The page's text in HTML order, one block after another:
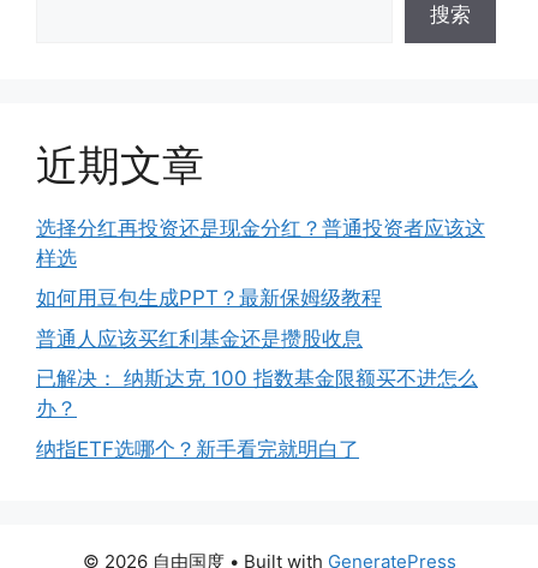
搜索
近期文章
选择分红再投资还是现金分红？普通投资者应该这
样选
如何用豆包生成PPT？最新保姆级教程
普通人应该买红利基金还是攒股收息
已解决： 纳斯达克 100 指数基金限额买不进怎么
办？
纳指ETF选哪个？新手看完就明白了
© 2026 自由国度• Built with GeneratePress